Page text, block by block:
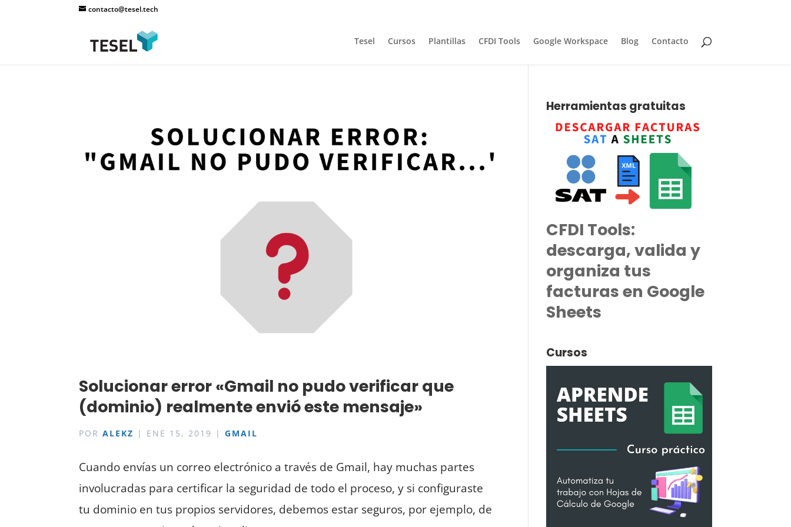
contacto@tesel.tech
Tesel Cursos Plantillas CFDI Tools Google Workspace Blog Contacto
Solucionar error «Gmail no pudo verificar que
(dominio) realmente envió este mensaje»
PORALEKZ | ENE 15, 2019 |GMAIL
Cuando envías un correo electrónico a través de Gmail, hay muchas partes
involucradas para certificar la seguridad de todo el proceso, y si configuraste
tu dominio en tus propios servidores, debemos estar seguros, por ejemplo, de
Herramientas gratuitas
CFDI Tools:
descarga, valida y
organiza tus
facturas en Google
Sheets
Cursos